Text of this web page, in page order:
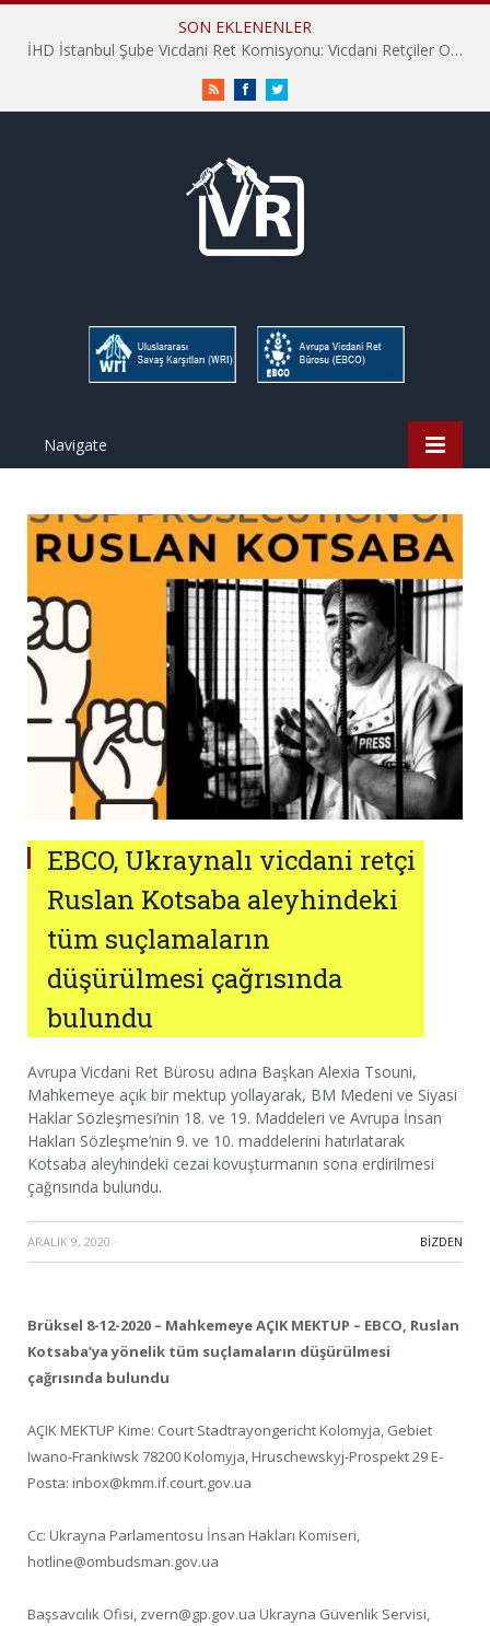
SON EKLENENLER
İHD İstanbul Şube Vicdani Ret Komisyonu: Vicdani Retçiler Olarak Destek İçin Buradayız!
RSS FacebookTwitter
Navigate
EBCO, Ukraynalı vicdani retçi
Ruslan Kotsaba aleyhindeki
tüm suçlamaların
düşürülmesi çağrısında
bulundu
Avrupa Vicdani Ret Bürosu adına Başkan Alexia Tsouni,
Mahkemeye açık bir mektup yollayarak, BM Medeni ve Siyasi
Haklar Sözleşmesi’nin 18. ve 19. Maddeleri ve Avrupa İnsan
Hakları Sözleşme’nin 9. ve 10. maddelerini hatırlatarak
Kotsaba aleyhindeki cezai kovuşturmanın sona erdirilmesi
çağrısında bulundu.
ARALIK 9, 2020 · BIZDEN
Brüksel 8-12-2020 – Mahkemeye AÇIK MEKTUP – EBCO, Ruslan
Kotsaba’ya yönelik tüm suçlamaların düşürülmesi
çağrısında bulundu
AÇIK MEKTUP Kime: Court Stadtrayongericht Kolomyja, Gebiet
Iwano-Frankiwsk 78200 Kolomyja, Hruschewskyj-Prospekt 29 E-
Posta: inbox@kmm.if.court.gov.ua
Cc: Ukrayna Parlamentosu İnsan Hakları Komiseri,
hotline@ombudsman.gov.ua
Başsavcılık Ofisi, zvern@gp.gov.ua Ukrayna Güvenlik Servisi,